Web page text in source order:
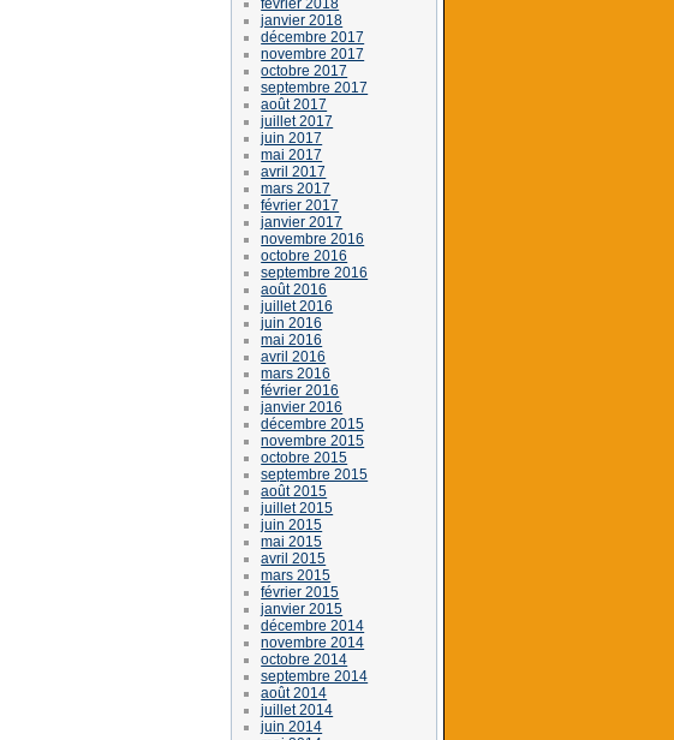
janvier 2018
décembre 2017
novembre 2017
octobre 2017
septembre 2017
août 2017
juillet 2017
juin 2017
mai 2017
avril 2017
mars 2017
février 2017
janvier 2017
novembre 2016
octobre 2016
septembre 2016
août 2016
juillet 2016
juin 2016
mai 2016
avril 2016
mars 2016
février 2016
janvier 2016
décembre 2015
novembre 2015
octobre 2015
septembre 2015
août 2015
juillet 2015
juin 2015
mai 2015
avril 2015
mars 2015
février 2015
janvier 2015
décembre 2014
novembre 2014
octobre 2014
septembre 2014
août 2014
juillet 2014
juin 2014